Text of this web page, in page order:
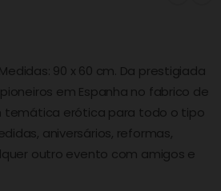
90 x 60 cm. Da prestigiada
em Espanha no fabrico de
temática erótica para todo o tipo
aniversários, reformas,
outro evento com amigos e